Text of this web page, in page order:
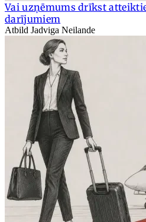
Vai uzņēmums drīkst
darījumiem
Atbild Jadviga Neilande